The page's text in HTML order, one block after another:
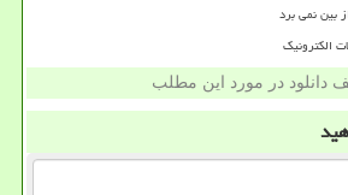
بین نمی برد
الکترونیک
دانلود در مورد این مطلب